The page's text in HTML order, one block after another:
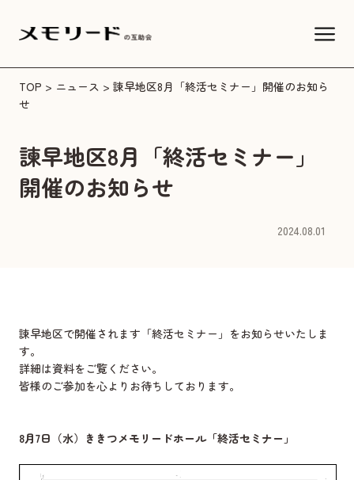
TOP > ニュース > 諫早地区8月「終活セミナー」開催のお知ら
せ
諫早地区8月「終活セミナー」
開催のお知らせ
2024.08.01
諫早地区で開催されます「終活セミナー」をお知らせいたしま
す。
詳細は資料をご覧ください。
皆様のご参加を心よりお待ちしております。
8月7日（水）ききつメモリードホール「終活セミナー」